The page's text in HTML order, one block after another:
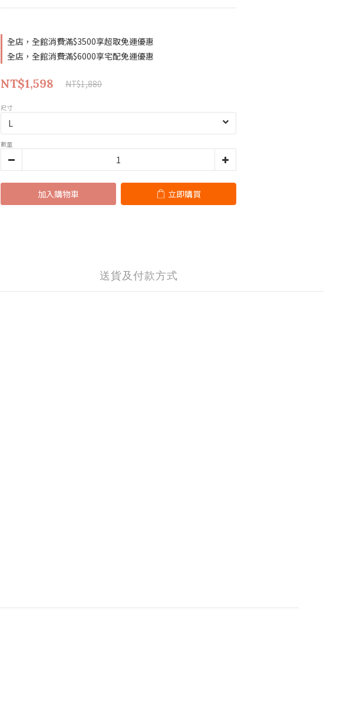
全店，全館消費滿$3500享超取免運優惠
全店，全館消費滿$6000享宅配免運優惠
NT$1,598 NT$1,880
尺寸
數量
加入購物車 立即購買
送貨及付款方式